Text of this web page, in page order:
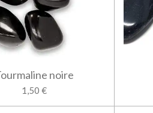
noire
1,50 €